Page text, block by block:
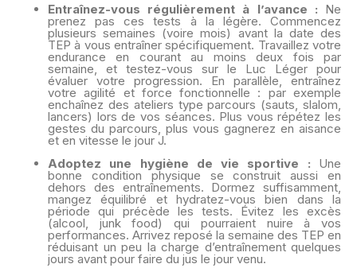
Entraînez-vous régulièrement à l’avance : Ne
prenez pas ces tests à la légère. Commencez
plusieurs semaines (voire mois) avant la date des
TEP à vous entraîner spécifiquement. Travaillez votre
endurance en courant au moins deux fois par
semaine, et testez-vous sur le Luc Léger pour
évaluer votre progression. En parallèle, entraînez
votre agilité et force fonctionnelle : par exemple
enchaînez des ateliers type parcours (sauts, slalom,
lancers) lors de vos séances. Plus vous répétez les
gestes du parcours, plus vous gagnerez en aisance
et en vitesse le jour J.
Adoptez une hygiène de vie sportive : Une
bonne condition physique se construit aussi en
dehors des entraînements. Dormez suffisamment,
mangez équilibré et hydratez-vous bien dans la
période qui précède les tests. Évitez les excès
(alcool, junk food) qui pourraient nuire à vos
performances. Arrivez reposé la semaine des TEP en
réduisant un peu la charge d’entraînement quelques
jours avant pour faire du jus le jour venu.